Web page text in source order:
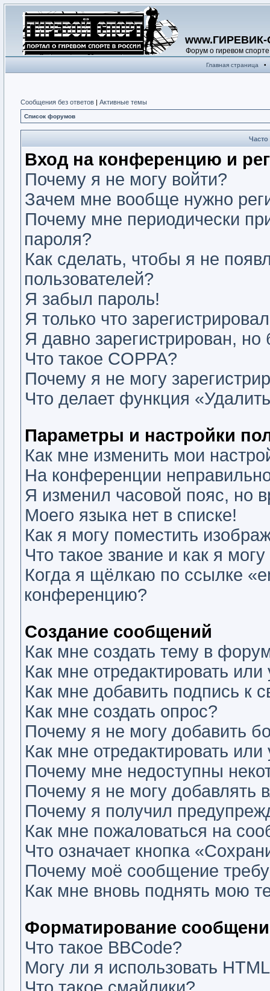
Форум о гиревом спорте
Главная страница •
Сообщения без ответов | Активные темы
Список форумов
Вход на конференцию и
Почему я не могу войти?
Зачем мне вообще нужно
Почему мне периодически
пароля?
Как сделать, чтобы я не
пользователей?
Я забыл пароль!
Я только что
Я давно зарегистрирован,
Что такое COPPA?
Почему я не могу
Что делает функция
Параметры и настройки
Как мне изменить мои
На конференции
Я изменил часовой пояс, но
Моего языка нет в списке!
Как я могу поместить
Что такое звание и как я
Когда я щёлкаю по ссылке
конференцию?
Создание сообщений
Как мне создать тему в
Как мне отредактировать
Как мне добавить подпись к
Как мне создать опрос?
Почему я не могу добавить
Как мне отредактировать
Почему мне недоступны
Почему я не могу добавлять
Почему я получил
Как мне пожаловаться на
Что означает кнопка
Почему моё сообщение
Как мне вновь поднять мою
Форматирование
Что такое BBCode?
Могу ли я использовать